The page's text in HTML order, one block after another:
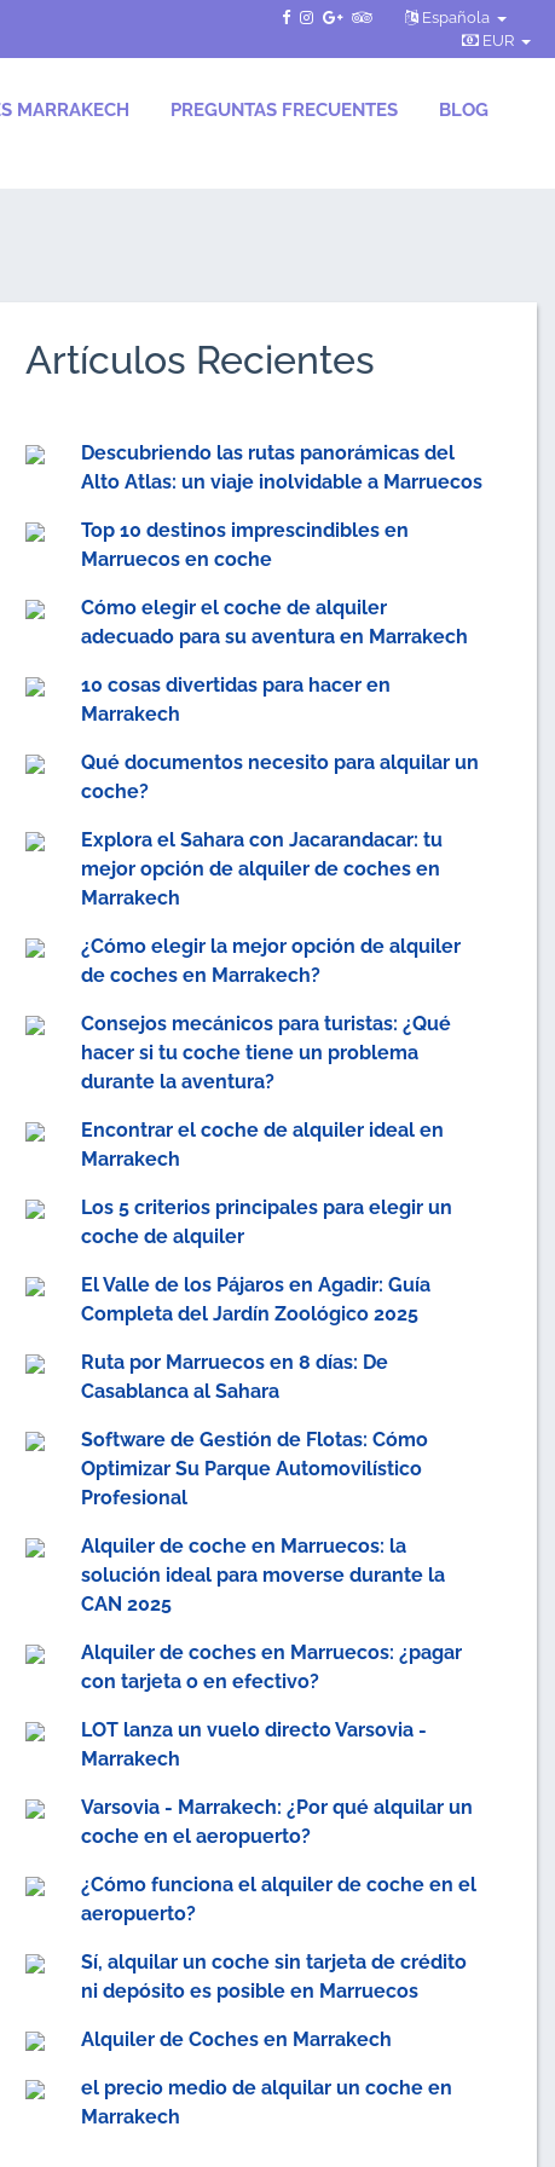
Española
EUR
MARRAKECH PREGUNTAS FRECUENTES
BLOG
Artículos Recientes
Descubriendo las rutas panorámicas del
Alto Atlas: un viaje inolvidable a Marruecos
Top 10 destinos imprescindibles en
Marruecos en coche
Cómo elegir el coche de alquiler
adecuado para su aventura en Marrakech
10 cosas divertidas para hacer en
Marrakech
Qué documentos necesito para alquilar un
coche?
Explora el Sahara con Jacarandacar: tu
mejor opción de alquiler de coches en
Marrakech
¿Cómo elegir la mejor opción de alquiler
de coches en Marrakech?
Consejos mecánicos para turistas: ¿Qué
hacer si tu coche tiene un problema
durante la aventura?
Encontrar el coche de alquiler ideal en
Marrakech
Los 5 criterios principales para elegir un
coche de alquiler
El Valle de los Pájaros en Agadir: Guía
Completa del Jardín Zoológico 2025
Ruta por Marruecos en 8 días: De
Casablanca al Sahara
Software de Gestión de Flotas: Cómo
Optimizar Su Parque Automovilístico
Profesional
Alquiler de coche en Marruecos: la
solución ideal para moverse durante la
CAN 2025
Alquiler de coches en Marruecos: ¿pagar
con tarjeta o en efectivo?
LOT lanza un vuelo directo Varsovia -
Marrakech
Varsovia - Marrakech: ¿Por qué alquilar un
coche en el aeropuerto?
¿Cómo funciona el alquiler de coche en el
aeropuerto?
Sí, alquilar un coche sin tarjeta de crédito
ni depósito es posible en Marruecos
Alquiler de Coches en Marrakech
el precio medio de alquilar un coche en
Marrakech